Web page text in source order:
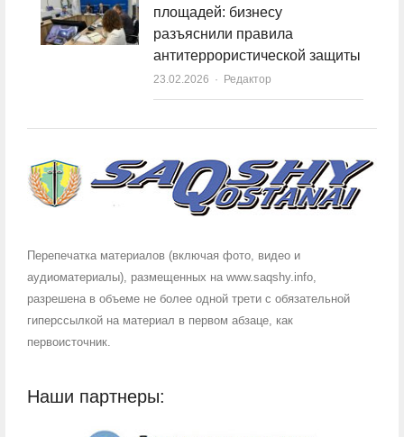
площадей: бизнесу
разъяснили правила
антитеррористической защиты
23.02.2026 Author
Редактор
Перепечатка материалов (включая фото, видео и
аудиоматериалы), размещенных на www.saqshy.info,
разрешена в объеме не более одной трети с обязательной
гиперссылкой на материал в первом абзаце, как
первоисточник.
Наши партнеры: